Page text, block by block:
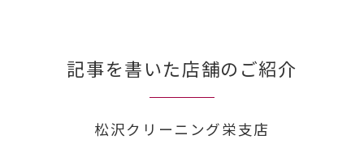
記事を書いた店舗のご紹介
松沢クリーニング栄支店